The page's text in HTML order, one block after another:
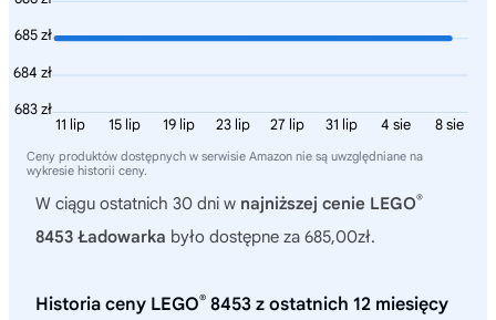
685 zł
684 zł
683 zł
8 sie
4 sie
31 lip
27 lip
23 lip
19 lip
15 lip
11 lip
Ceny produktów dostępnych w serwisie Amazon nie są uwzględniane na
wykresie historii ceny.
W ciągu ostatnich 30 dni w najniższej cenie LEGO®
8453 Ładowarka było dostępne za 685,00zł.
Historia ceny LEGO® 8453 z ostatnich 12 miesięcy